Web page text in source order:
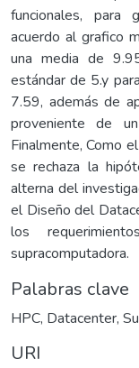
funcionales, para
acuerdo al grafico
una media de
estándar de 5.y
7.59, además de
proveniente de
Finalmente, Como
se rechaza la
alterna del
el Diseño del
los
supracomputadora.
Palabras clave
HPC, Datacenter,
URI